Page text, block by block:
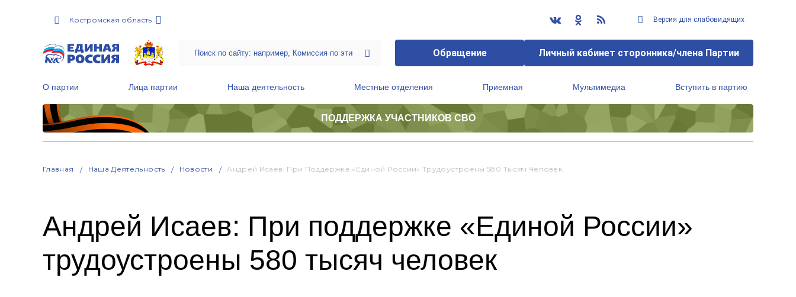
Костромская область Версия для слабовидящих
Обращение Личный кабинет сторонника/члена Партии
О партии Лица партии Наша деятельность Местные отделения Приемная Мультимедиа Вступить в партию
ПОДДЕРЖКА УЧАСТНИКОВ СВО
Главная Наша Деятельность Новости Андрей Исаев: При Поддержке «Единой России» Трудоустроены 580 Тысяч Человек
Андрей Исаев: При поддержке «Единой России»
трудоустроены 580 тысяч человек